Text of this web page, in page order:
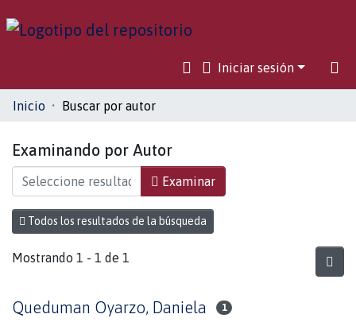
Iniciar sesión
Comunidades
Inicio Buscar por autor
Examinando por Autor
Examinar
Todos los resultados de la búsqueda
Mostrando 1 - 1 de 1
Queduman Oyarzo, Daniela 1